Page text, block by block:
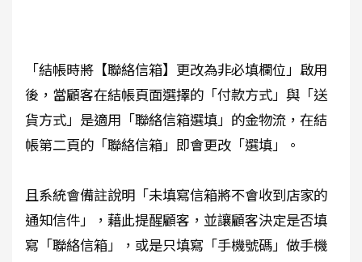
「結帳時將【聯絡信箱】更改為非必填欄位」啟用
後，當顧客在結帳頁面選擇的「付款方式」與「送
貨方式」是適用「聯絡信箱選填」的金物流，在結
帳第二頁的「聯絡信箱」即會更改「選填」。
且系統會備註說明「未填寫信箱將不會收到店家的
通知信件」，藉此提醒顧客，並讓顧客決定是否填
寫「聯絡信箱」，或是只填寫「手機號碼」做手機